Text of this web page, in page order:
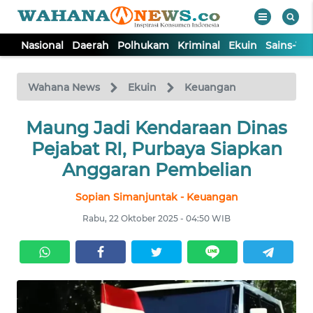
Nasional Daerah Polhukam Kriminal Ekuin Sains-
Wahana News Ekuin Keuangan
Maung Jadi Kendaraan Dinas
Pejabat RI, Purbaya Siapkan
Anggaran Pembelian
Sopian Simanjuntak - Keuangan
Rabu, 22 Oktober 2025 - 04:50 WIB
TV
Tutup
NASIONAL
POLHUKAM
KRIMINAL
EKUIN